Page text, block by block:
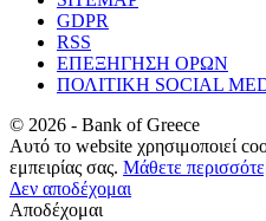
GDPR
RSS
ΕΠΕΞΗΓΗΣΗ ΟΡΩΝ
ΠΟΛΙΤΙΚΗ SOCIAL
© 2026 - Bank of Greece
Αυτό το website χρησιμοποιεί
εμπειρίας σας. Μάθετε
Δεν αποδέχομαι
Αποδέχομαι